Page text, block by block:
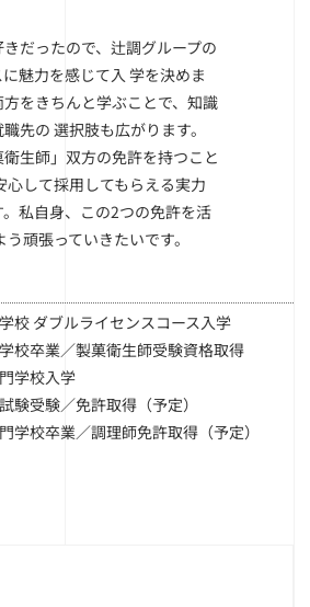
だったので、辻調グループの
魅力を感じて入 学を決めま
をきちんと学ぶことで、知識
先の 選択肢も広がります。
生師」双方の免許を持つこと
心して採用してもらえる実力
私自身、この2つの免許を活
頑張っていきたいです。
校 ダブルライセンスコース入学
校卒業／製菓衛生師受験資格取得
学校入学
験受験／免許取得（予定）
学校卒業／調理師免許取得（予定）